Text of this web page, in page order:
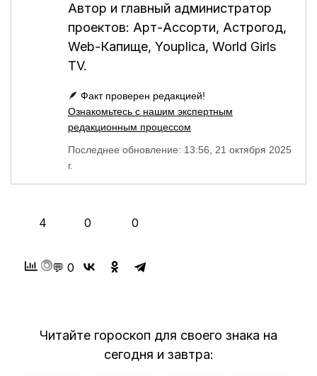
Автор и главный администратор
проектов: Арт-Ассорти, Астрогод,
Web-Капище, Youplica, World Girls
TV.
🪶 Факт проверен редакцией!
Ознакомьтесь с нашим экспертным
редакционным процессом
Последнее обновление: 13:56, 21 октября 2025
г.
4 0 0
💬 0
Читайте гороскоп для своего знака на
сегодня и завтра: